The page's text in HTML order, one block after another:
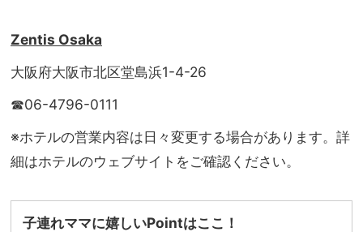
Zentis Osaka
大阪府大阪市北区堂島浜1-4-26
☎06-4796-0111
※ホテルの営業内容は日々変更する場合があります。詳
細はホテルのウェブサイトをご確認ください。
子連れママに嬉しいPointはここ！